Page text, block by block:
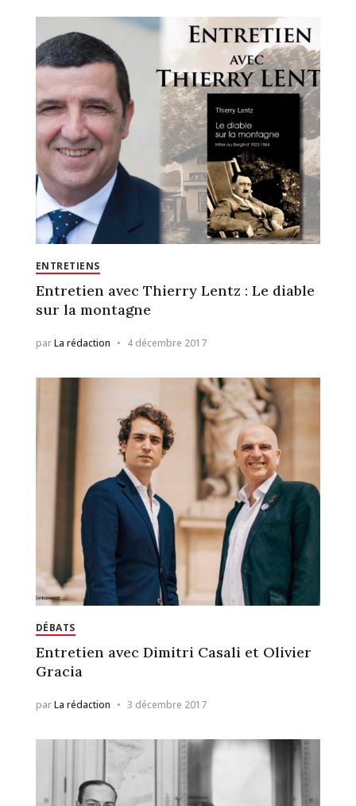
ENTRETIENS
Entretien avec Thierry Lentz : Le diable
sur la montagne
parLa rédaction 4 décembre 2017
DÉBATS
Entretien avec Dimitri Casali et Olivier
Gracia
parLa rédaction 3 décembre 2017